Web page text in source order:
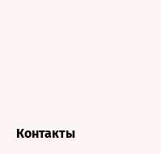
Контакты